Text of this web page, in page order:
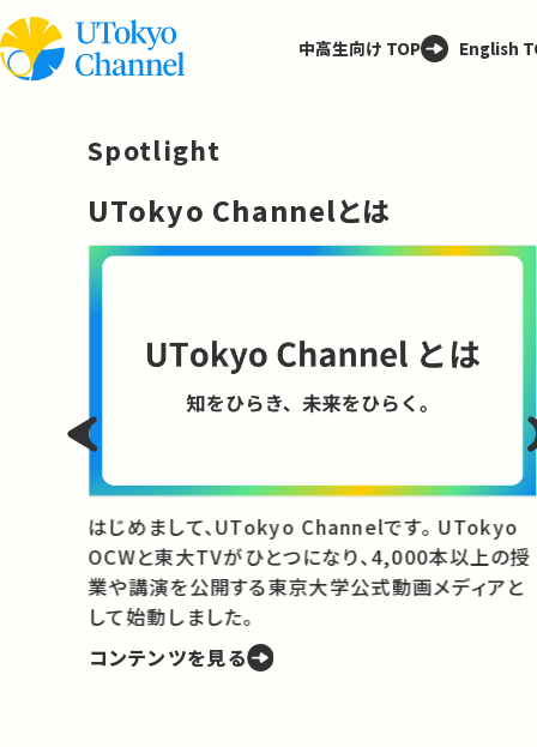
中高生向け TOP English
Spotlight
UTokyo Channelとは
はじめまして、UTokyo Channelです。 UTokyo
OCWと東大TVがひとつになり、4,000本以上の授
業や講演を公開する東京大学公式動画メディアと
して始動しました。
コンテンツを見る